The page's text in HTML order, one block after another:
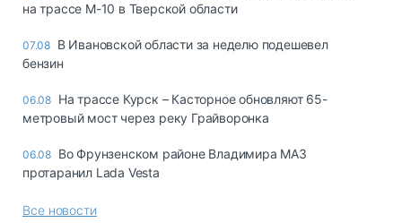
на трассе М-10 в Тверской области
07.08 В Ивановской области за неделю подешевел
бензин
06.08 На трассе Курск – Касторное обновляют 65-
метровый мост через реку Грайворонка
06.08 Во Фрунзенском районе Владимира МАЗ
протаранил Lada Vesta
Все новости